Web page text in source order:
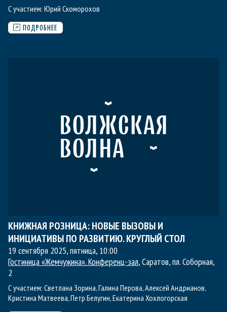
С участием: Юрий Скоморохов
ПОДРОБНЕЕ
КНИЖНАЯ РОЗНИЦА: НОВЫЕ ВЫЗОВЫ И
ИНИЦИАТИВЫ ПО РАЗВИТИЮ. КРУГЛЫЙ СТОЛ
19 сентября 2025, пятница, 10:00
Гостиница «Жемчужина». Конференц-зал, Саратов, пл. Соборная,
2
С участием: Светлана Зорина,Галина Перова,Алексей Андрианов,
Кристина Матвеева,Петр Белугин,Екатерина Хохлогорская